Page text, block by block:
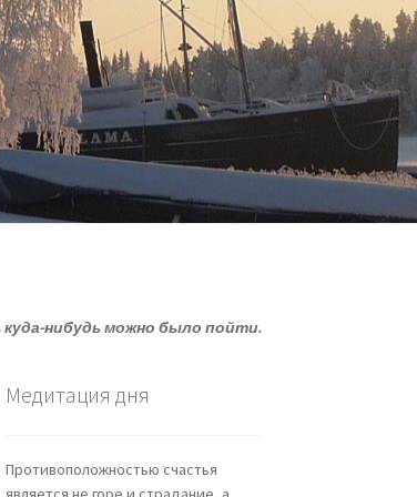
нибудь можно было пойти.
Медитация дня
Противоположностью счастья